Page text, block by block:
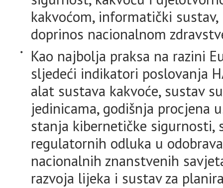
kakvoćom, informatički
doprinos nacionalnom
Kao najbolja praksa na razini
sljedeći indikatori poslovanja
alat sustava kakvoće, sustav
jedinicama, godišnja procjena
stanja kibernetičke sigurnosti,
regulatornih odluka u
nacionalnih znanstvenih
razvoja lijeka i sustav za